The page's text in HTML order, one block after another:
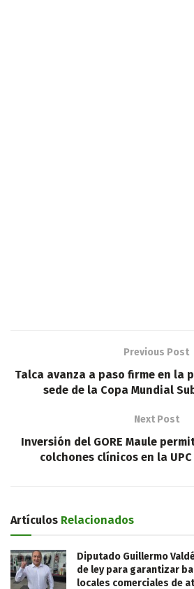
Previous Post
Talca avanza a paso firme en la
sede de la Copa Mundial
Next Post
Inversión del GORE Maule
colchones clínicos en la
Artículos Relacionados
Diputado Guillermo
de ley para garantizar
locales comerciales de